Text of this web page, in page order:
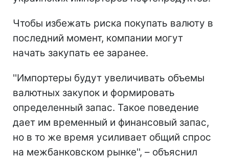
Чтобы избежать риска покупать валюту в
последний момент, компании могут
начать закупать ее заранее.
''Импортеры будут увеличивать объемы
валютных закупок и формировать
определенный запас. Такое поведение
дает им временный и финансовый запас,
но в то же время усиливает общий спрос
на межбанковском рынке'', – объяснил